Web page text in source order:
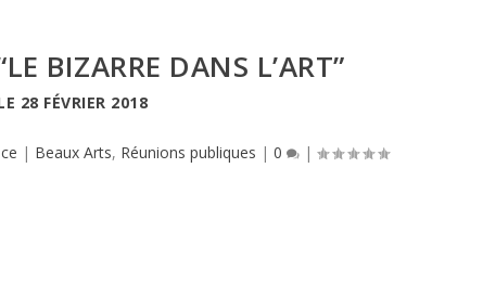
BIZARRE DANS L’ART”
28 FÉVRIER 2018
| Beaux Arts, Réunions publiques | 0 |